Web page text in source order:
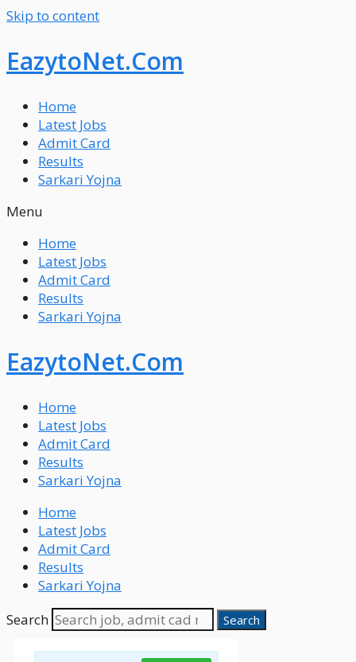
Skip to content
EazytoNet.Com
Home
Latest Jobs
Admit Card
Results
Sarkari Yojna
Menu
Home
Latest Jobs
Admit Card
Results
Sarkari Yojna
EazytoNet.Com
Home
Latest Jobs
Admit Card
Results
Sarkari Yojna
Home
Latest Jobs
Admit Card
Results
Sarkari Yojna
Search
Search